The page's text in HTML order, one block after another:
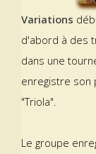
Variations
d'abord à des
dans une
enregistre son
"Triola".
Le groupe